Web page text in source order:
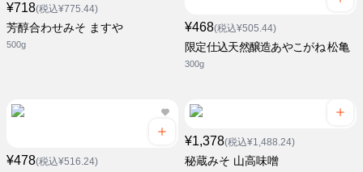
¥718(税込¥775.44)
芳醇合わせみそ ますや
500g
¥468(税込¥505.44)
限定仕込天然醸造あやこがね 松亀
300g
¥478(税込¥516.24)
¥1,378(税込¥1,488.24)
秘蔵みそ 山高味噌